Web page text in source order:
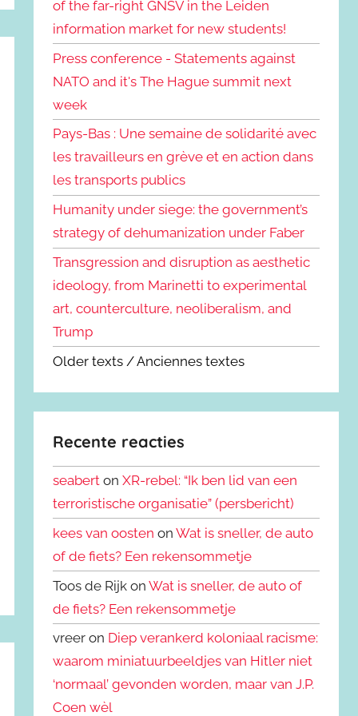
of the far-right GNSV in the Leiden
information market for new students!
Press conference - Statements against
NATO and it's The Hague summit next
week
Pays-Bas : Une semaine de solidarité avec
les travailleurs en grève et en action dans
les transports publics
Humanity under siege: the government’s
strategy of dehumanization under Faber
Transgression and disruption as aesthetic
ideology, from Marinetti to experimental
art, counterculture, neoliberalism, and
Trump
Older texts / Anciennes textes
Recente reacties
seabert onXR-rebel: “Ik ben lid van een
terroristische organisatie” (persbericht)
kees van oosten onWat is sneller, de auto
of de fiets? Een rekensommetje
Toos de Rijk onWat is sneller, de auto of
de fiets? Een rekensommetje
vreer on Diep verankerd koloniaal racisme:
waarom miniatuurbeeldjes van Hitler niet
‘normaal’ gevonden worden, maar van J.P.
Coen wèl